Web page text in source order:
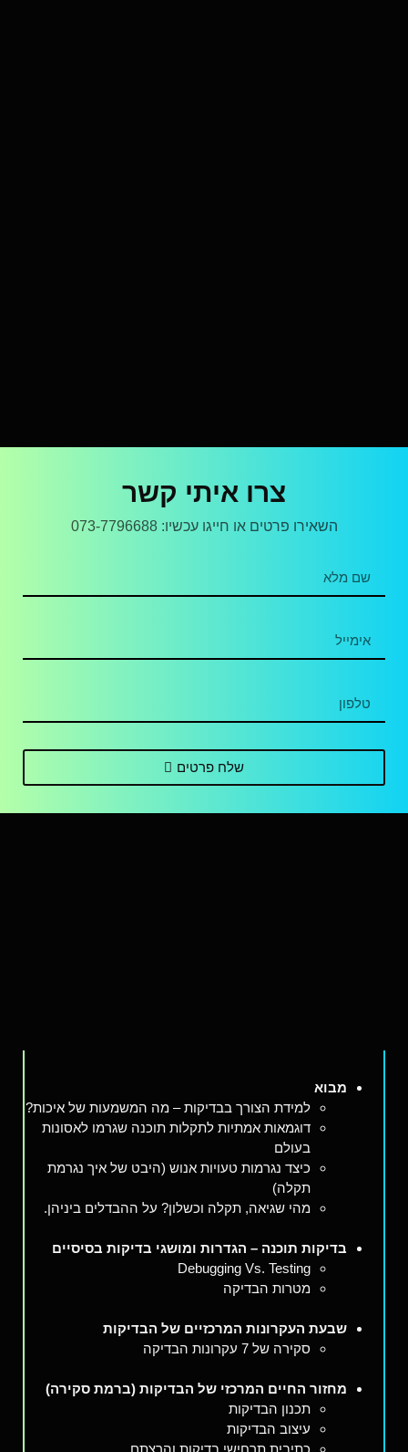
צרו איתי קשר
השאירו פרטים או חייגו עכשיו: 073-7796688
שלח פרטים
מבוא
למידת הצורך בבדיקות – מה המשמעות של איכות?
דוגמאות אמתיות לתקלות תוכנה שגרמו לאסונות
בעולם
כיצד נגרמות טעויות אנוש (היבט של איך נגרמת
תקלה)
מהי שגיאה, תקלה וכשלון? על ההבדלים ביניהן.
בדיקות תוכנה – הגדרות ומושגי בדיקות בסיסיים
Debugging Vs. Testing
מטרות הבדיקה
שבעת העקרונות המרכזיים של הבדיקות
סקירה של 7 עקרונות הבדיקה
מחזור החיים המרכזי של הבדיקות (ברמת סקירה)
תכנון הבדיקות
עיצוב הבדיקות
כתיבית תרחישי בדיקות והרצתם